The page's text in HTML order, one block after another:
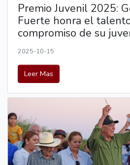
Premio Juvenil 2025:
Fuerte honra el
compromiso de su
2025-10-15
Leer Mas